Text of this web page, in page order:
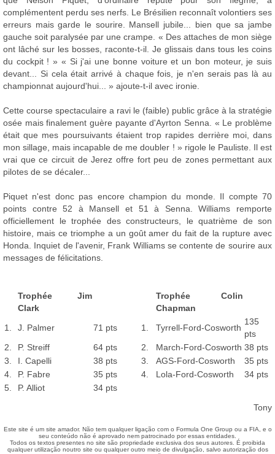
complémentent perdu ses nerfs. Le Brésilien reconnaît volontiers ses
erreurs mais garde le sourire. Mansell jubile... bien que sa jambe
gauche soit paralysée par une crampe. « Des attaches de mon siège
ont lâché sur les bosses, raconte-t-il. Je glissais dans tous les coins
du cockpit ! » « Si j'ai une bonne voiture et un bon moteur, je suis
devant... Si cela était arrivé à chaque fois, je n'en serais pas là au
championnat aujourd'hui... » ajoute-t-il avec ironie.
Cette course spectaculaire a ravi le (faible) public grâce à la stratégie
osée mais finalement guère payante d'Ayrton Senna. « Le problème
était que mes poursuivants étaient trop rapides derrière moi, dans
mon sillage, mais incapable de me doubler ! » rigole le Pauliste. Il est
vrai que ce circuit de Jerez offre fort peu de zones permettant aux
pilotes de se décaler...
Piquet n'est donc pas encore champion du monde. Il compte 70
points contre 52 à Mansell et 51 à Senna. Williams remporte
officiellement le trophée des constructeurs, le quatrième de son
histoire, mais ce triomphe a un goût amer du fait de la rupture avec
Honda. Inquiet de l'avenir, Frank Williams se contente de sourire aux
messages de félicitations.
Trophée Jim
Clark
Trophée Colin
Chapman
1.
J. Palmer 71 pts 1. Tyrrell-Ford-Cosworth
135
pts
2.
P. Streiff 64 pts 2. March-Ford-Cosworth 38 pts
3.
I. Capelli 38 pts 3. AGS-Ford-Cosworth
35 pts
4.
P. Fabre 35 pts 4. Lola-Ford-Cosworth
34 pts
5.
P. Alliot
34 pts
Tony
Este site é um site amador. Não tem qualquer ligação com o Formula One Group ou a FIA, e o
seu conteúdo não é aprovado nem patrocinado por essas entidades.
Todos os textos presentes no site são propriedade exclusiva dos seus autores. É proibida
qualquer utilização noutro site ou qualquer outro meio de divulgação, salvo autorização dos